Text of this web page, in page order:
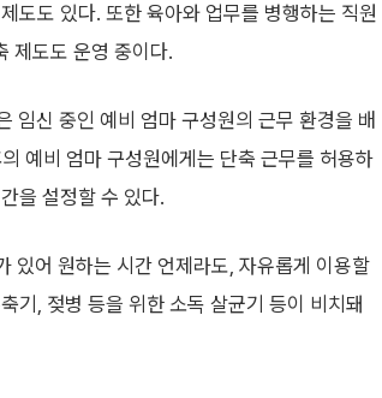
도도 있다. 또한 육아와 업무를 병행하는 직원
제도도 운영 중이다.
임신 중인 예비 엄마 구성원의 근무 환경을 배
예비 엄마 구성원에게는 단축 근무를 허용하
을 설정할 수 있다.
있어 원하는 시간 언제라도, 자유롭게 이용할
기, 젖병 등을 위한 소독 살균기 등이 비치돼